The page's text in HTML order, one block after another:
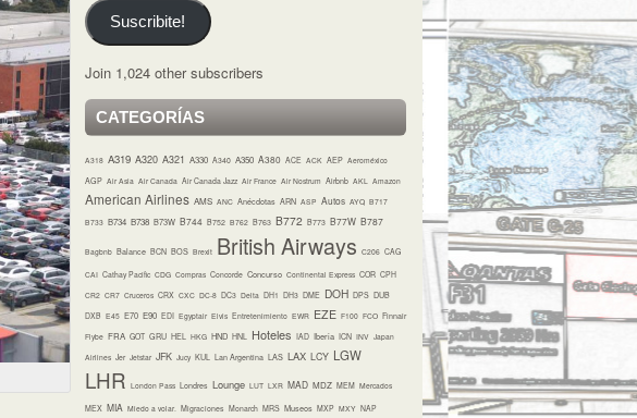
Suscribite!
Join 1,024 other subscribers
CATEGORÍAS
A318 A319 A320 A321 A330 A340 A350 A380 ACE ACK AEP Aeroméxico
AGP Air Asia Air Canada Air Canada Jazz Air France Air Nostrum Airbnb AKL Amazon
American Airlines AMS ANC Anécdotas ARN ASP Autos AYQ B717
B733 B734 B738 B73W B744 B752 B762 B763 B772 B773 B77W B787
Bagbnb Balance BCN BOS Brexit British Airways C206 CAG
CAI Cathay Pacific CDG Compras Concorde Concurso Continental Express COR CPH
CR2 CR7 Cruceros CRX CXC DC-8 DC3 Delta DH1 DH3 DME DOH DPS DUB
DXB E45 E70 E90 EDI Egyptair Elvis Entretenimiento EWR EZE F100 FCO Finnair
Flybe FRA GOT GRU HEL HKG HND HNL Hoteles IAD Iberia ICN INV Japan
Airlines Jer Jetstar JFK Jucy KUL Lan Argentina LAS LAX LCY LGW
LHR London Pass Londres Lounge LUT LXR MAD MDZ MEM Mercados
MEX MIA Miedo a volar. Migraciones Monarch MRS Museos MXP MXY NAP